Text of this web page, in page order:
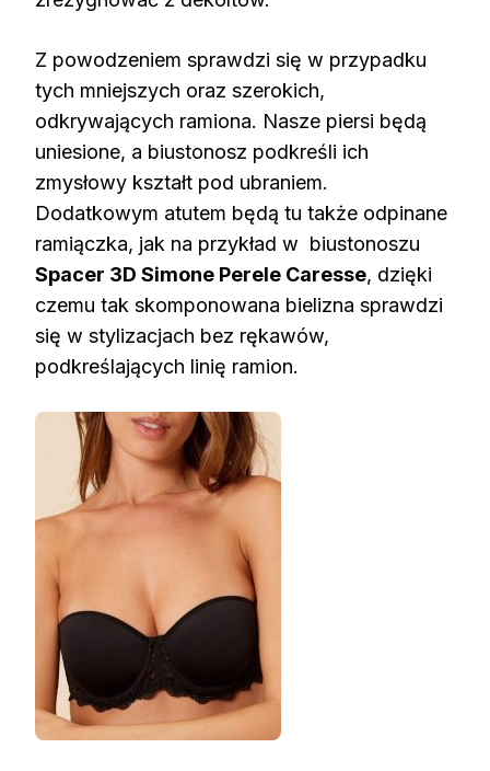
Z powodzeniem sprawdzi się w przypadku
tych mniejszych oraz szerokich,
odkrywających ramiona. Nasze piersi będą
uniesione, a biustonosz podkreśli ich
zmysłowy kształt pod ubraniem.
Dodatkowym atutem będą tu także odpinane
ramiączka, jak na przykład w biustonoszu
Spacer 3D Simone Perele Caresse, dzięki
czemu tak skomponowana bielizna sprawdzi
się w stylizacjach bez rękawów,
podkreślających linię ramion.